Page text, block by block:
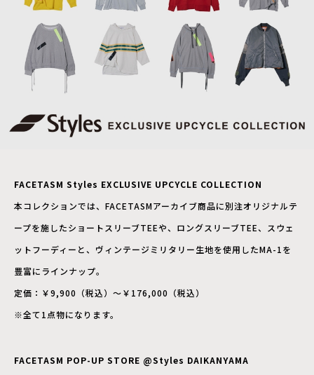
FACETASM Styles EXCLUSIVE UPCYCLE COLLECTION
本コレクションでは、FACETASMアーカイブ商品に別注オリジナルテ
ープを施したショートスリーブTEEや、ロングスリーブTEE、スウェ
ットフーディーと、ヴィンテージミリタリー生地を使用したMA-1を
豊富にラインナップ。
定価：￥9,900（税込）～￥176,000（税込）
※全て1点物になります。
FACETASM POP-UP STORE @Styles DAIKANYAMA